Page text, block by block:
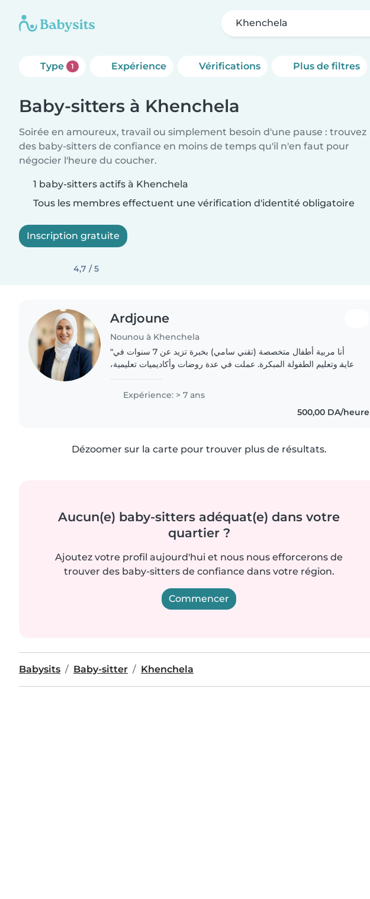
Khenchela
Type 1 Expérience Vérifications Plus de filtres
Baby-sitters à Khenchela
Soirée en amoureux, travail ou simplement besoin d'une pause : trouvez
des baby-sitters de confiance en moins de temps qu'il n'en faut pour
négocier l'heure du coucher.
1 baby-sitters actifs à Khenchela
Tous les membres effectuent une vérification d'identité obligatoire
Inscription gratuite
4,7 / 5
Ardjoune
Nounou à Khenchela
"أنا مربية أطفال متخصصة (تقني سامي) بخبرة تزيد عن 7 سنوات في
رعاية وتعليم الطفولة المبكرة. عملت في عدة روضات وأكاديميات تعليمية،
Expérience: > 7 ans
500,00 DA/heure
Dézoomer sur la carte pour trouver plus de résultats.
Aucun(e) baby-sitters adéquat(e) dans votre
quartier ?
Ajoutez votre profil aujourd'hui et nous nous efforcerons de
trouver des baby-sitters de confiance dans votre région.
Commencer
Babysits Baby-sitter Khenchela